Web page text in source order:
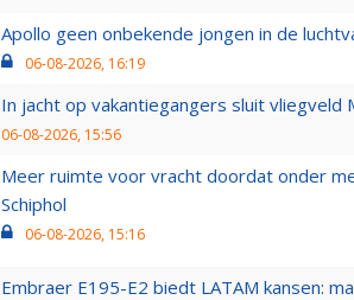
Apollo geen onbekende jongen in de
06-08-2026, 16:19
In jacht op vakantiegangers sluit vliegveld
06-08-2026, 15:56
Meer ruimte voor vracht doordat onder
Schiphol
06-08-2026, 15:16
Embraer E195-E2 biedt LATAM kansen: